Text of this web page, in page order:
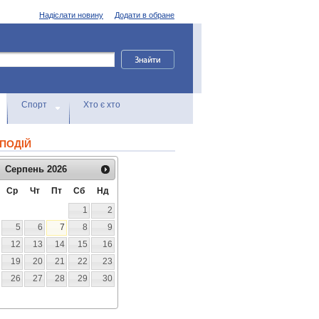
Додати в обране
Надіслати новину
Спорт Хто є хто
Серпень 2026
Ср Чт Пт Сб
Нд
1
2
5 6 7 8
9
12 13 14 15
16
19 20 21 22
23
26 27 28 29
30